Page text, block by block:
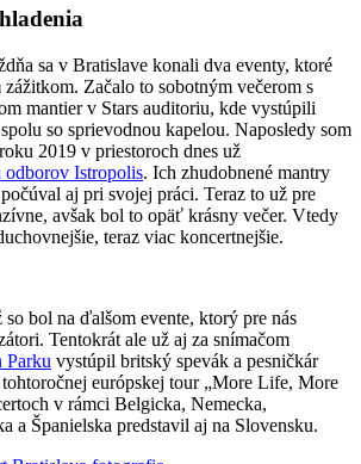
sa v Bratislave konali dva eventy, ktoré
Začalo to sobotným večerom s
mantier v Stars auditoriu, kde vystúpili
spolu so sprievodnou kapelou. Naposledy som
2019 v priestoroch dnes už
odborov Istropolis. Ich zhudobnené mantry
aj pri svojej práci. Teraz to už pre
avšak bol to opäť krásny večer. Vtedy
teraz viac koncertnejšie.
bol na ďalšom evente, ktorý pre nás
Tentokrát ale už aj za snímačom
Parku vystúpil britský spevák a pesničkár
európskej tour „More Life, More
v rámci Belgicka, Nemecka,
a Španielska predstavil aj na Slovensku.